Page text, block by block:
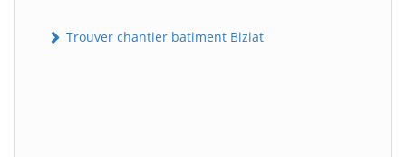
Trouver chantier batiment Biziat